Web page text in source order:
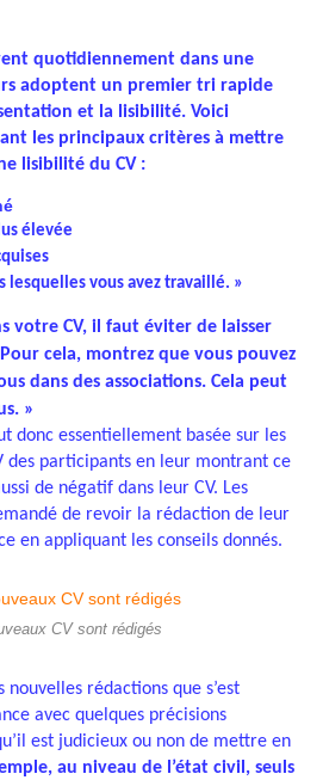
quotidiennement dans une
adoptent un premier tri rapide
et la lisibilité. Voici
les principaux critères à mettre
lisibilité du CV :
élevée
lesquelles vous avez travaillé. »
votre CV, il faut éviter de laisser
cela, montrez que vous pouvez
dans des associations. Cela peut
»
donc essentiellement basée sur les
des participants en leur montrant ce
de négatif dans leur CV. Les
de revoir la rédaction de leur
en appliquant les conseils donnés.
CV sont rédigés
nouvelles rédactions que s’est
avec quelques précisions
est judicieux ou non de mettre en
au niveau de l’état civil, seuls